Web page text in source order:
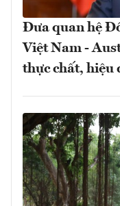
Đưa quan hệ
Việt Nam -
thực chất, hiệu